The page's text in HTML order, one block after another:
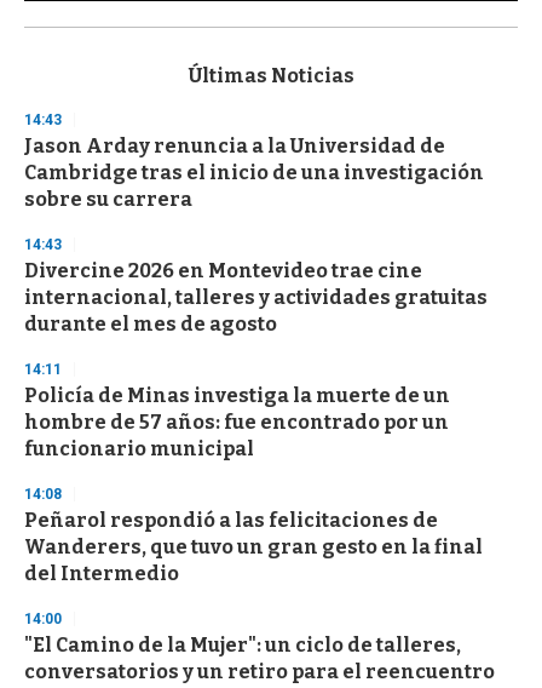
s
d
s
o
f
3
s
e
c
o
n
Últimas Noticias
14:43
Jason Arday renuncia a la Universidad de
Cambridge tras el inicio de una investigación
sobre su carrera
14:43
Divercine 2026 en Montevideo trae cine
internacional, talleres y actividades gratuitas
durante el mes de agosto
14:11
Policía de Minas investiga la muerte de un
hombre de 57 años: fue encontrado por un
funcionario municipal
14:08
Peñarol respondió a las felicitaciones de
Wanderers, que tuvo un gran gesto en la final
del Intermedio
14:00
"El Camino de la Mujer": un ciclo de talleres,
conversatorios y un retiro para el reencuentro